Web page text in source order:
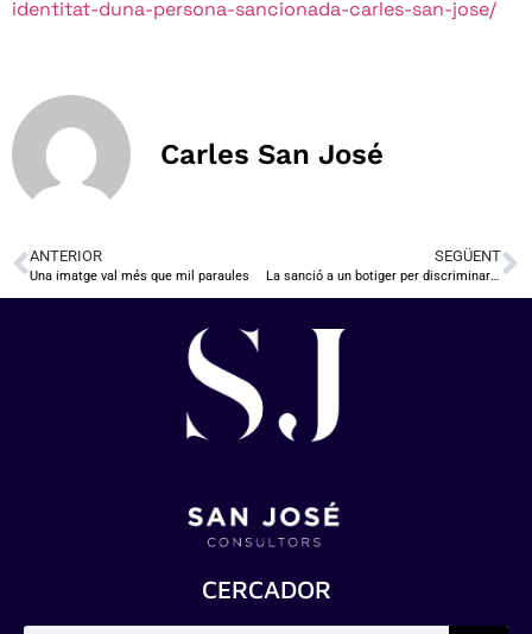
identitat-duna-persona-sancionada-carles-san-jose/
Carles San José
ANTERIOR
Una imatge val més que mil paraules
SEGÜENT
La sanció a un botiger per discriminar en un anunci de feina i el principi de culpabilitat en la potestat sancionadora.
CERCADOR